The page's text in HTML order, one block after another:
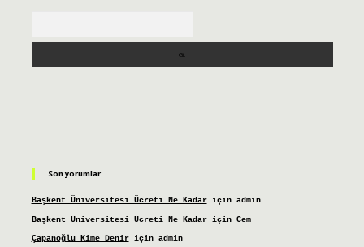
Son yorumlar
Başkent Üniversitesi Ücreti Ne Kadariçin admin
Başkent Üniversitesi Ücreti Ne Kadariçin Cem
Çapanoğlu Kime Deniriçin admin